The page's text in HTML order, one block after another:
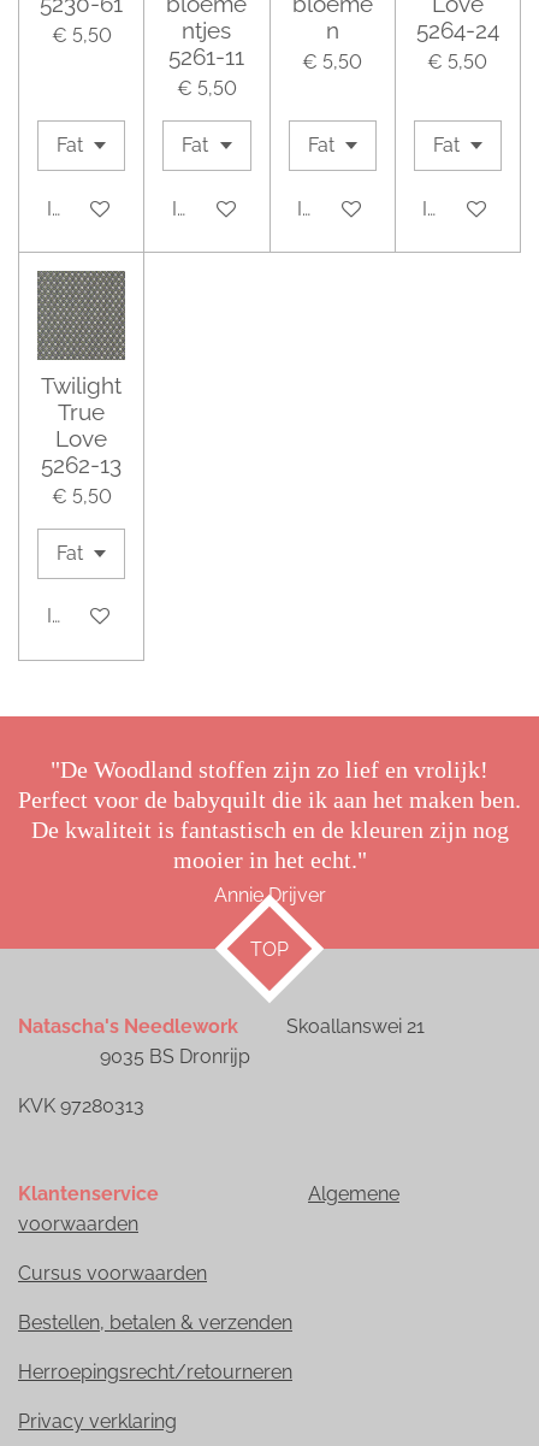
€ 5,50
In winkelwagen
ntjes
5261-11
€ 5,50
In winkelwagen
n
€ 5,50
In winkelwagen
5264-24
€ 5,50
In
Twilight
True
Love
5262-13
€ 5,50
In winkelwagen
"De Woodland stoffen zijn zo lief en vrolijk!
Perfect voor de babyquilt die ik aan het maken ben.
De kwaliteit is fantastisch en de kleuren zijn nog
mooier in het echt."
Annie Drijver
TOP
Natascha's Needlework
Skoallanswei 21
9035 BS Dronrijp
KVK 97280313
Klantenservice
Algemene
voorwaarden
Cursus voorwaarden
Bestellen, betalen & verzenden
Herroepingsrecht/retourneren
Privacy verklaring